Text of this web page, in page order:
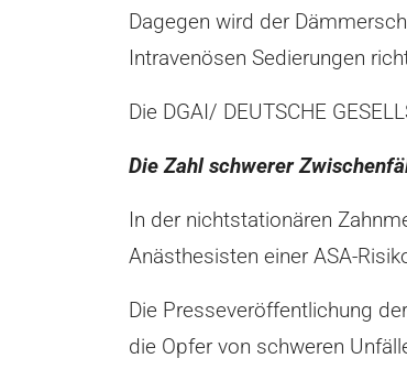
Dagegen wird der
Intravenösen Sedierungen
Die DGAI/ DEUTSCHE
Die Zahl schwerer
In der nichtstationären
Anästhesisten einer ASA-
Die Presseveröffentlichung
die Opfer von schweren